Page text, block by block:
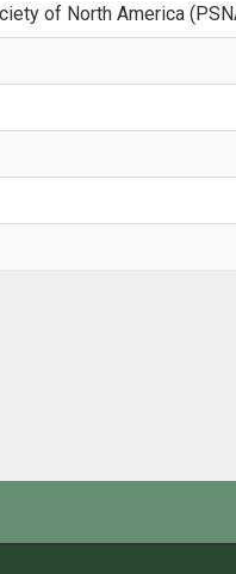
of North America